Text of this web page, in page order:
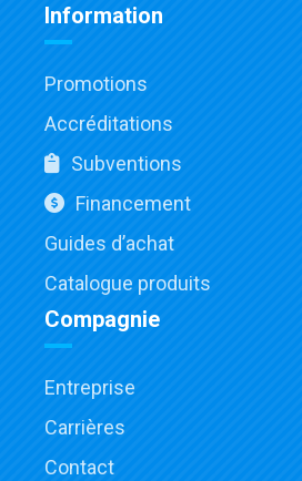
Information
Promotions
Accréditations
Subventions
Financement
Guides d’achat
Catalogue produits
Compagnie
Entreprise
Carrières
Contact